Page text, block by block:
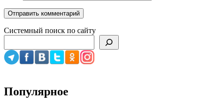
Системный поиск по сайту
Популярное